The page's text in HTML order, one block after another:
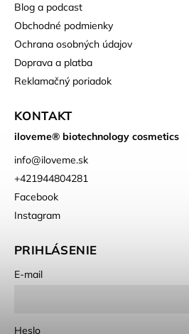
Blog a podcast
Obchodné podmienky
Ochrana osobných údajov
Doprava a platba
Reklamačný poriadok
KONTAKT
iloveme® biotechnology cosmetics
info@iloveme.sk
+421944804281
Facebook
Instagram
PRIHLÁSENIE
E-mail
Heslo